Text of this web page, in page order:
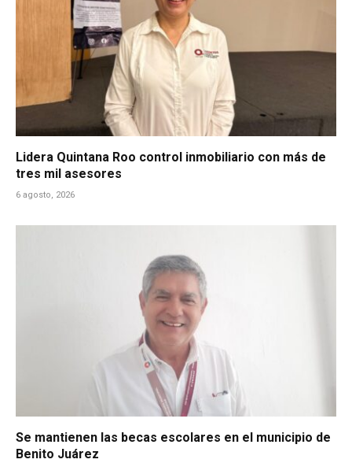
Lidera Quintana Roo control inmobiliario con más de
tres mil asesores
6 agosto, 2026
Se mantienen las becas escolares en el municipio de
Benito Juárez